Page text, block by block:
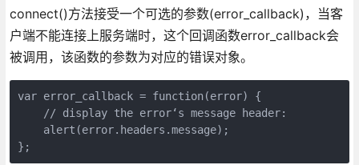
connect()方法接受一个可选的参数(error_callback)，当客
户端不能连接上服务端时，这个回调函数error_callback会
被调用，该函数的参数为对应的错误对象。
var error_callback = function(error) {
    // display the error‘s message header:
    alert(error.headers.message);
};